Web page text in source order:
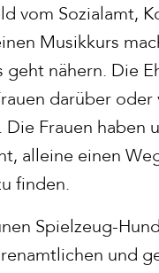
vom Sozialamt,
Musikkurs
nähern. Die
darüber oder
Frauen haben
alleine einen
finden.
Spielzeug-
und